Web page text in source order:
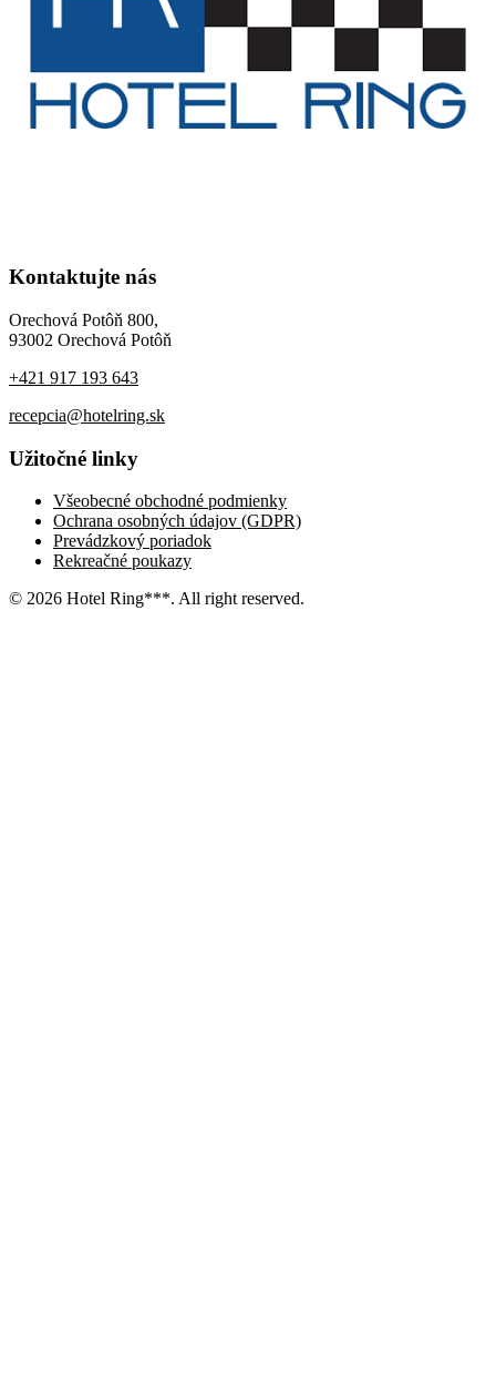
Kontaktujte nás
Orechová Potôň 800,
93002 Orechová Potôň
+421 917 193 643
recepcia@hotelring.sk
Užitočné linky
Všeobecné obchodné podmienky
Ochrana osobných údajov (GDPR)
Prevádzkový poriadok
Rekreačné poukazy
© 2026 Hotel Ring***. All right reserved.